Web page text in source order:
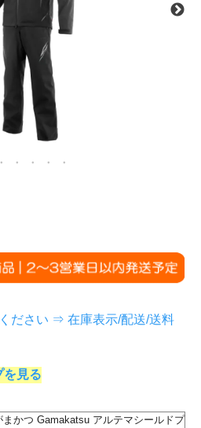
ださい ⇒ 在庫表示/配送/送料
を見る
まかつ Gamakatsu アルテマシールドプ